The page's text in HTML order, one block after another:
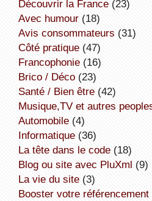
découvrir la France(23)
avec humour(18)
avis consommateurs (31)
côté pratique(47)
Francophonie(16)
Brico / Déco(23)
Santé / Bien être(42)
Musique,TV et autres
Automobile(4)
informatique(36)
la tête dans le code(18)
Blog ou site avec PluXml (9)
la vie du site(3)
booster votre référencement